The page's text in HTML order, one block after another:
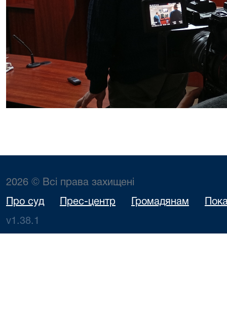
2026 © Всі права захищені
Про суд Прес-центр Громадянам
v1.38.1